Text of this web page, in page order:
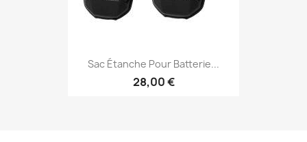
Sac Étanche Pour Batterie...
28,00 €